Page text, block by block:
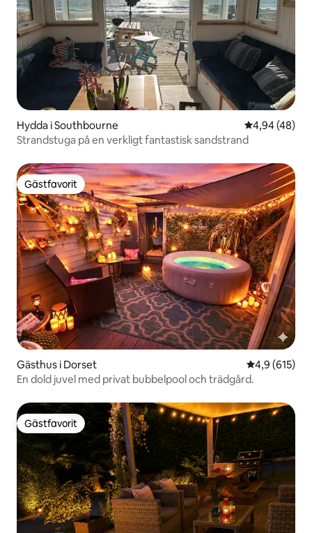
Hydda i Southbourne 4,94 av 5 i
4,94 (48)
Strandstuga på en verkligt fantastisk sandstrand
Gästfavorit
Gästfavorit
Gästhus i Dorset 4,9 av 5 i
4,9 (615)
En dold juvel med privat bubbelpool och trädgård.
Gästfavorit
Gästfavorit